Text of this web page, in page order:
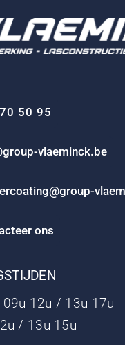
50 95
vlaeminck.be
ons
09u-12u / 13u-17u
/ 13u-15u